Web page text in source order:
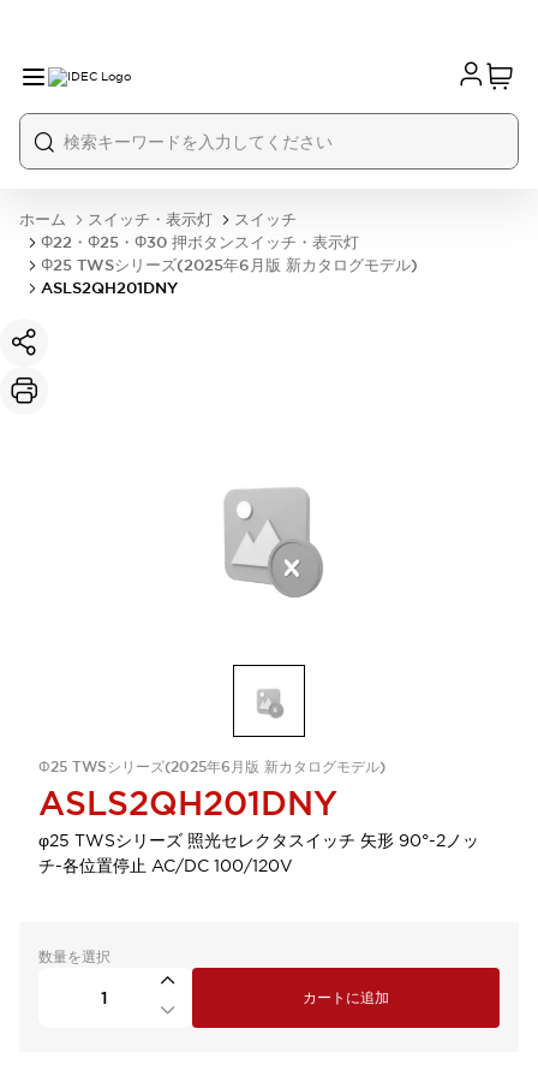
ホーム スイッチ・表示灯
スイッチ
Φ22・Φ25・Φ30 押ボタンスイッチ・表示灯
Φ25 TWSシリーズ(2025年6月版 新カタログモデル)
ASLS2QH201DNY
Φ25 TWSシリーズ(2025年6月版 新カタログモデル)
ASLS2QH201DNY
φ25 TWSシリーズ 照光セレクタスイッチ 矢形 90°-2ノッ
チ-各位置停止 AC/DC 100/120V
数量を選択
カートに追加